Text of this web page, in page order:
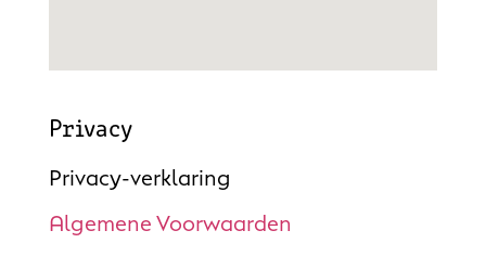
Privacy
Privacy-verklaring
Algemene Voorwaarden